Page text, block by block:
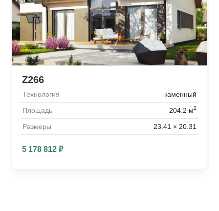
Z266
Технология каменный
Площадь 204.2 м2
Размеры 23.41 × 20.31
5 178 812₽